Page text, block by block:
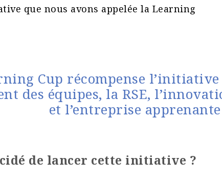
que nous avons appelée la Learning
Cup récompense
des équipes, la RSE,
et l’entreprise apprenante
de lancer cette initiative ?